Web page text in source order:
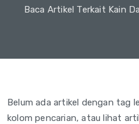
Baca Artikel Terkait Kain
Belum ada artikel dengan tag
kolom pencarian, atau lihat